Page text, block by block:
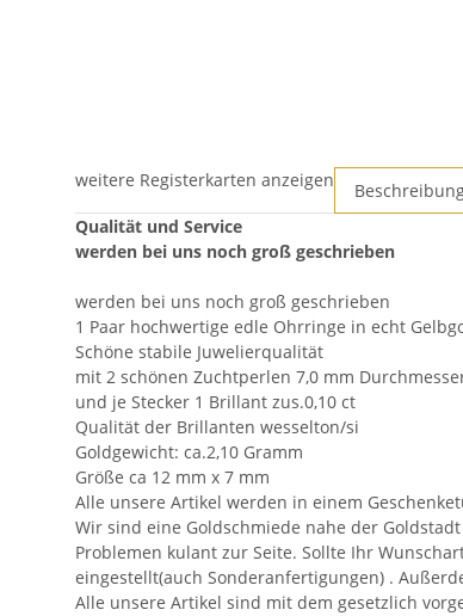
weitere Registerkarten anzeigen
Qualität und Service
werden bei uns noch groß geschrieben
werden bei uns noch groß geschrieben
1 Paar hochwertige edle Ohrringe in echt
Schöne stabile Juwelierqualität
mit 2 schönen Zuchtperlen 7,0 mm
und je Stecker 1 Brillant zus.0,10 ct
Qualität der Brillanten wesselton/si
Goldgewicht: ca.2,10 Gramm
Größe ca 12 mm x 7 mm
Alle unsere Artikel werden in einem
Wir sind eine Goldschmiede nahe der
Problemen kulant zur Seite. Sollte Ihr
eingestellt(auch Sonderanfertigungen) .
Alle unsere Artikel sind mit dem gesetzlich